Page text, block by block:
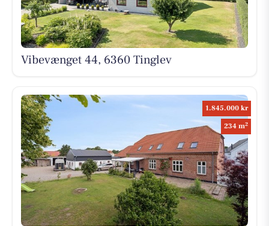
Vibevænget 44, 6360 Tinglev
1.845.000 kr
234 m2